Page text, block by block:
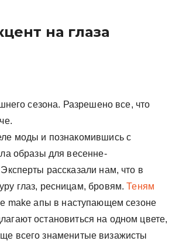
на глаза
сезона. Разрешено все, что
моды и познакомившись с
образы для весенне-
рассказали нам, что в
глаз, ресницам, бровям.Теням
make апы в наступающем сезоне
остановиться на одном цвете,
всего знаменитые визажисты